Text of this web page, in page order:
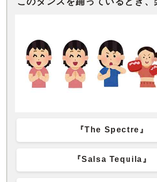
『The Spectre』
『Salsa Tequila』